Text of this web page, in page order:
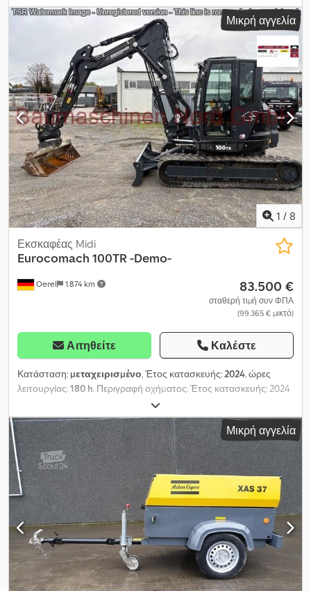
m³/λεπτό Διαστάσεις χώρου φόρτωσης: 152 x 96 x 78 cm Τύπος
συμπιεστή: Κοχλιοφόροι συμπιεστές Εργασιακή πίεση: 7 bar
Επικοινωνήστε με το Τμήμα Πωλήσεων για περισσότερες
Μικρή αγγελία
1 / 8
Oerel 1.874 km
Εκσκαφέας Midi
Eurocomach 100TR -Demo-
83.500 €
σταθερή τιμή συν ΦΠΑ
(99.365 € μικτό)
Αιτηθείτε Καλέστε
Κατάσταση: μεταχειρισμένο, Έτος κατασκευής:2024, ώρες
λειτουργίας:180 h, Περιγραφή οχήματος: Έτος κατασκευής: 2024
με περίπου 180 ώρες λειτουργίας Dsdpouuxnmsfx Amtekr Αρ.
DL00629 Βάρος: περίπου 9.900 kg Εξοπλισμός: - Άνετη καμπίνα
με κλιματισμό, θέρμανση και ραδιόφωνο - Αεροελαστικό κάθισμα
με αυτόματη ρύθμιση βάρους - Κάμερα οπισθοπορείας -
Ρυθμιζόμενη μπούμα/ κοντάρι κουβά περίπου 1.760 mm μήκος -
Ερπύστρια από καουτσούκ, περίπου 450 mm πλάτος - Προβολείς
LED στην καμπίνα: 2x εμπρός, 2x πίσω - Προβολέας LED στην
μπούμα: 1x - Ηλεκτροπροοδευτική βοηθητική υδραυλική
λειτουργία (χειρισμός με τον αντίχειρα) - Βοηθητική υδραυλική
για λειτουργία σφύρας και ψαλιδιού (High-Flow) - 2x Βοηθητική
υδραυλική για λειτουργία αναδιπλούμενου κουβά (Low-Flow) -
Πρόσθετη γραμμή διαρροής λαδιού - Προεγκατάσταση για
υδραυλική ταχεία αλλαγή εξαρτημάτων - Αντλία ανεφοδιασμού
Μικρή αγγελία